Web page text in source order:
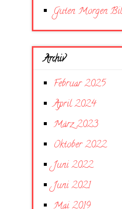
Guten Morgen
Archiv
Februar 2025
April 2024
März 2023
Oktober 2022
Juni 2022
Juni 2021